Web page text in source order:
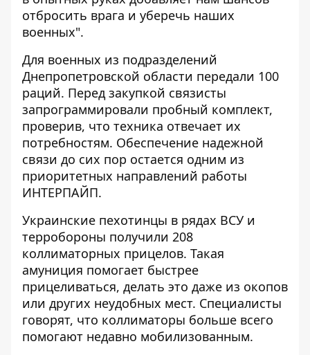
отбросить врага и уберечь наших
военных".
Для военных из подразделений
Днепропетровской области передали 100
раций. Перед закупкой связисты
запрограммировали пробный комплект,
проверив, что техника отвечает их
потребностям. Обеспечение надежной
связи до сих пор остается одним из
приоритетных направлений работы
ИНТЕРПАЙП.
Украинские пехотинцы в рядах ВСУ и
терробороны получили 208
коллиматорных прицелов. Такая
амуниция помогает быстрее
прицеливаться, делать это даже из окопов
или других неудобных мест. Специалисты
говорят, что коллиматоры больше всего
помогают недавно мобилизованным.